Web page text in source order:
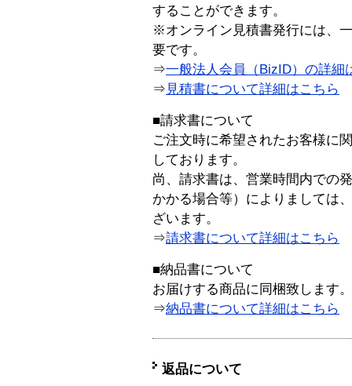
することができます。
※オンライン見積書発行には、
要です。
⇒一般法人会員（BizID）の詳細
⇒ 見積書について詳細はこちら
■請求書について
ご注文時に希望されたお客様に
しております。
尚、請求書は、営業時間内での
かかる場合等）によりましては
ざいます。
⇒請求書について詳細はこちら
■納品書について
お届けする商品に同梱致します。
⇒納品書について詳細はこちら
返品について